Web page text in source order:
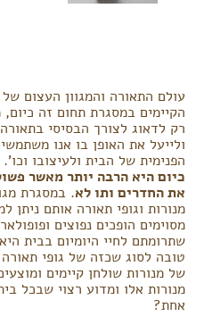
עולם התאורה והמגוון העצום של
הקיימים במסגרת תחום זה
רק לדאוג לצורך הבסיסי
ולייעל את האופן בו אנו
הפנימית של הבית ולעיצובו
כיום היא הרבה יותר מאשר
את החדרים ותו לא. במסגרת
מנורות וגופי תאורה אותם ניתן
מסוימים הופכים נפוצים
שתרומתם לחיי היומיום בבית
טובה לסוג שכזה של גופי תאורה
של מנורות שולחן קיימים
מנורות אלו ומדוע רצוי שבכל
אחת?